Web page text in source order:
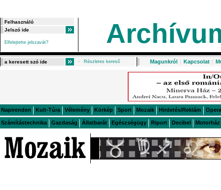
Elfelejtette jelszavát?
Részletes kereső Magunkról | Kapcsolat |
Napirenden Kult-Túra Vélemény Körkép Sport Mozaik Hirdetés/Reklám Opera
Számítástechnika Gazdaság Állatbarát Egészségügy Riport Decibel Motorház